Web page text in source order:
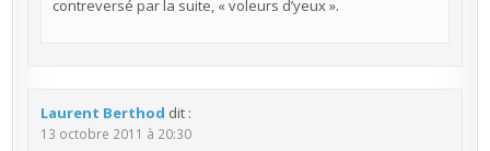
contreversé par la suite, « voleurs d’yeux ».
Laurent Berthod dit :
13 octobre 2011 à 20:30